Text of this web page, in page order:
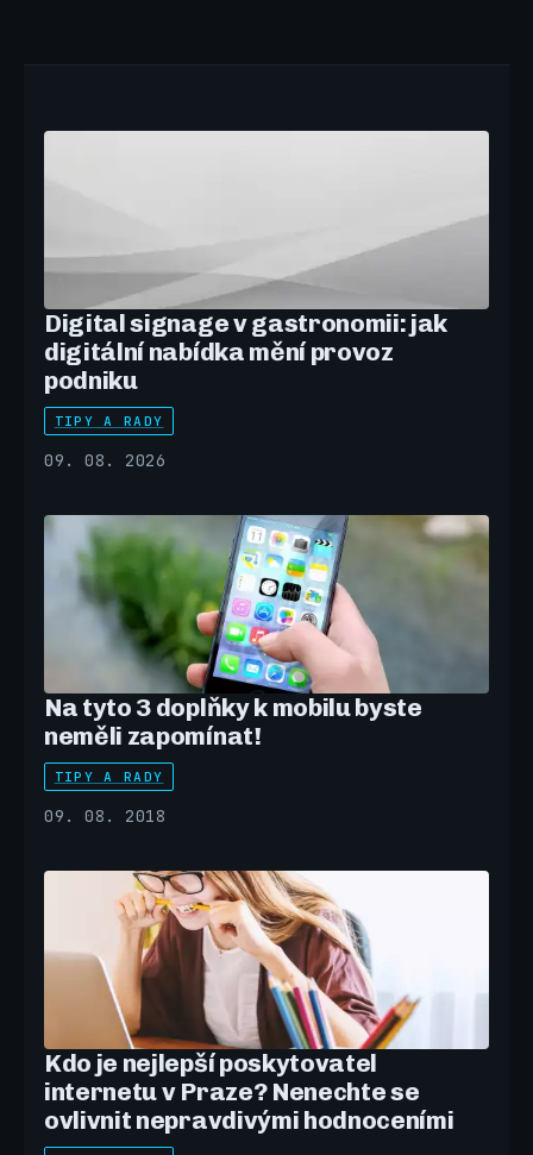
Digital signage v gastronomii: jak
digitální nabídka mění provoz
podniku
TIPY A RADY
09. 08. 2026
Na tyto 3 doplňky k mobilu byste
neměli zapomínat!
TIPY A RADY
09. 08. 2018
Kdo je nejlepší poskytovatel
internetu v Praze? Nenechte se
ovlivnit nepravdivými hodnoceními